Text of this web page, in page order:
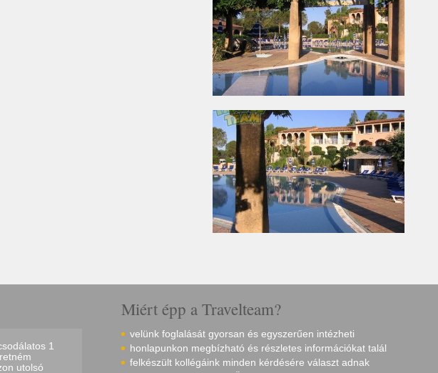
1
utolsó
Miért épp a Travelteam?
velünk foglalását gyorsan és egyszerűen intézheti
honlapunkon megbízható és részletes információkat talál
felkészült kollégáink minden kérdésére választ adnak